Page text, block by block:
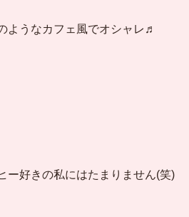
ようなカフェ風でオシャレ♬
ー好きの私にはたまりません(笑)